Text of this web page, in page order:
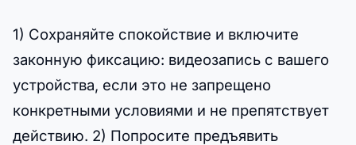
1) Сохраняйте спокойствие и включите
законную фиксацию: видеозапись с вашего
устройства, если это не запрещено
конкретными условиями и не препятствует
действию. 2) Попросите предъявить